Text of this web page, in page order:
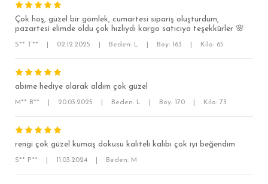
SÜPER SLİM FİT
KLASİK FİT
RELAX FİT
Çok hoş, güzel bir gömlek, cumartesi sipariş oluşturdum,
pazartesi elimde oldu çok hızlıydı kargo satıcıya teşekkürler 🌸
S** T** 02.12.2025 Beden: L Boy: 163 Kilo: 65
abime hediye olarak aldım çok güzel
M** B** 20.03.2025 Beden: L Boy: 170 Kilo: 73
rengi çok güzel kumaş dokusu kaliteli kalıbı çok iyi beğendim
S** P** 11.03.2024 Beden: M